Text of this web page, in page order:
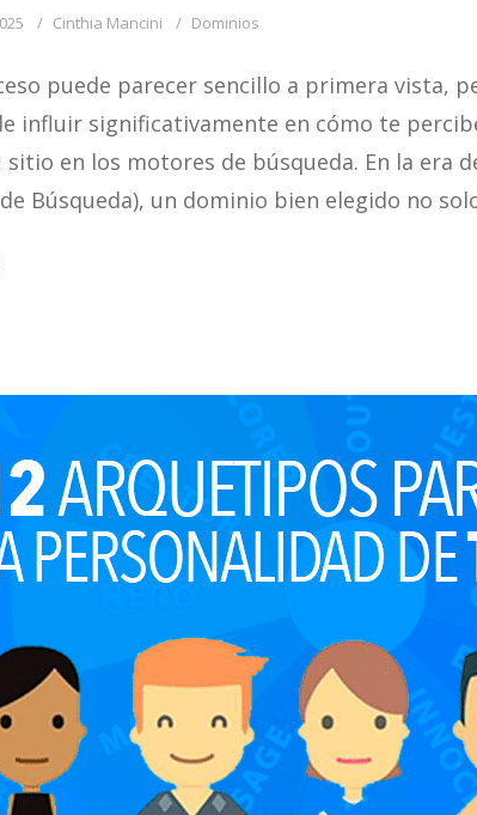
Cinthia Mancini Dominios
puede parecer sencillo a primera vista,
influir significativamente en cómo te
sitio en los motores de búsqueda. En la era
Búsqueda), un dominio bien elegido no